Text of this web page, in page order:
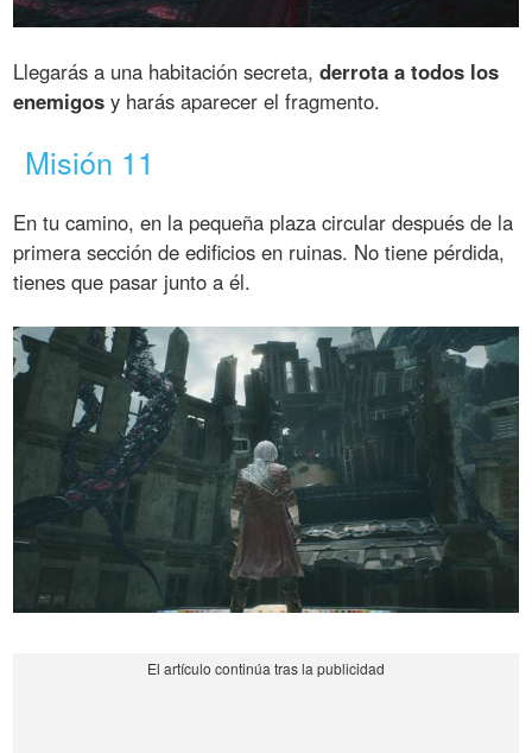
Llegarás a una habitación secreta,derrota a todos los
enemigos y harás aparecer el fragmento.
Misión 11
En tu camino, en la pequeña plaza circular después de la
primera sección de edificios en ruinas. No tiene pérdida,
tienes que pasar junto a él.